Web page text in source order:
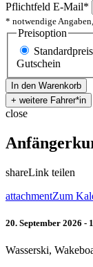
Pflichtfeld E-Mail*
* notwendige
Preisoption
Standardpreis
Gutschein
close
shareLink teilen
attachmentZum
20. September 2026 -
Wasserski,